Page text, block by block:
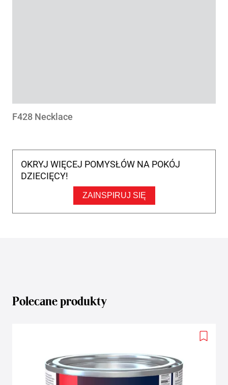
F428 Necklace
OKRYJ WIĘCEJ POMYSŁÓW NA POKÓJ
DZIECIĘCY!
ZAINSPIRUJ SIĘ
Polecane produkty
Add